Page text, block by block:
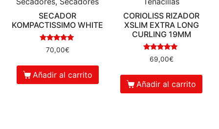
SECADOR
KOMPACTISSIMO WHITE
Valorado en
5.00
70,00€
Añadir al carrito
CORIOLISS RIZADOR
XSLIM EXTRA LONG
CURLING 19MM
Valorado en
5.00
69,00€
Añadir al carrito